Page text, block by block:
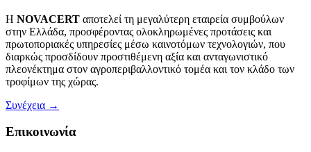
Η NOVACERT αποτελεί τη μεγαλύτερη εταιρεία συμβούλων
στην Ελλάδα, προσφέροντας ολοκληρωμένες προτάσεις και
πρωτοποριακές υπηρεσίες μέσω καινοτόμων τεχνολογιών, που
διαρκώς προσδίδουν προστιθέμενη αξία και ανταγωνιστικό
πλεονέκτημα στον αγροπεριβαλλοντικό τομέα και τον κλάδο των
τροφίμων της χώρας.
Συνέχεια →
Επικοινωνία